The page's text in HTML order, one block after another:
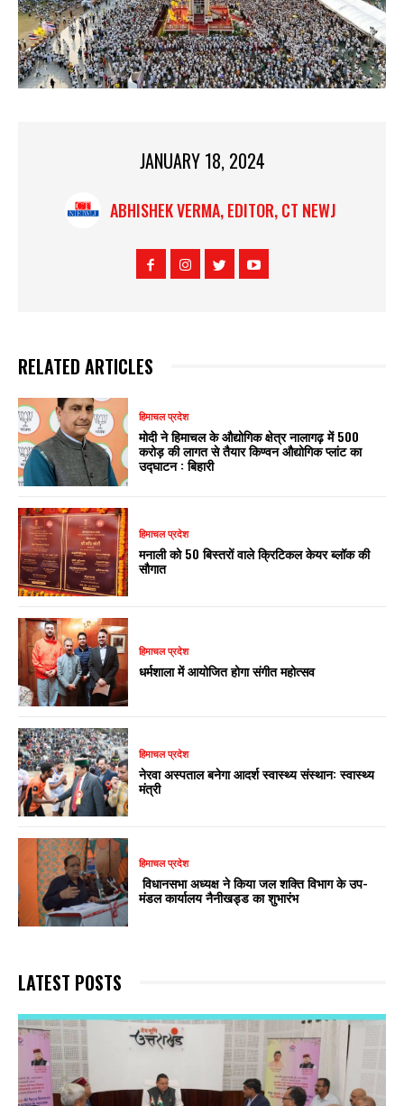
JANUARY 18, 2024
ABHISHEK VERMA, EDITOR, CT NEWJ
RELATED ARTICLES
हिमाचल प्रदेश
मोदी ने हिमाचल के औद्योगिक क्षेत्र नालागढ़ में 500
करोड़ की लागत से तैयार किण्वन औद्योगिक प्लांट का
उद्घाटन : बिहारी
हिमाचल प्रदेश
मनाली को 50 बिस्तरों वाले क्रिटिकल केयर ब्लॉक की
सौगात
हिमाचल प्रदेश
धर्मशाला में आयोजित होगा संगीत महोत्सव
हिमाचल प्रदेश
नेरवा अस्पताल बनेगा आदर्श स्वास्थ्य संस्थान: स्वास्थ्य
मंत्री
हिमाचल प्रदेश
विधानसभा अध्यक्ष ने किया जल शक्ति विभाग के उप-
मंडल कार्यालय नैनीखड्ड का शुभारंभ
LATEST POSTS